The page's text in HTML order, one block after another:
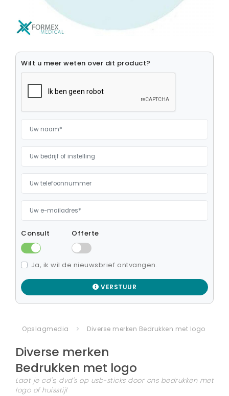
Medische Computers
Medische Monitoren
Medische Muizen
Medische Toetsenborden
Monitor Beugels
Opslagmedia
Ouderenzorg
Patient Infotainment
Robotica
Stroomvoorzieningen
Tablets en computers
Wilt u meer weten over dit product?
Consult Offerte
Ja, ik wil de nieuwsbrief ontvangen.
VERSTUUR
Opslagmedia Diverse merken Bedrukken met logo
Diverse merken
Bedrukken met logo
Laat je cd's, dvd's op usb-sticks door ons bedrukken met
logo of huisstijl